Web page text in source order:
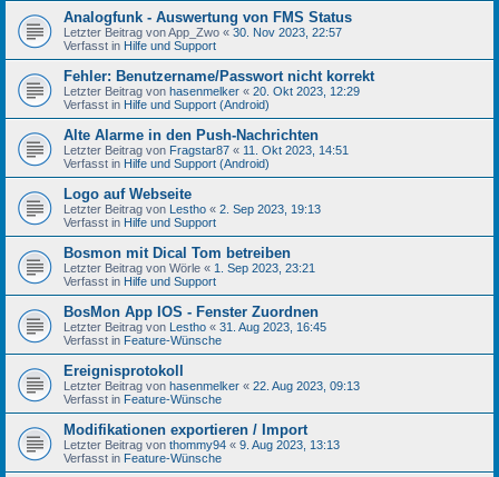
Analogfunk - Auswertung von FMS Status
Letzter Beitrag vonApp_Zwo « 30. Nov 2023, 22:57
Verfasst in Hilfe und Support
Fehler: Benutzername/Passwort nicht korrekt
Letzter Beitrag von hasenmelker « 20. Okt 2023, 12:29
Verfasst in Hilfe und Support (Android)
Alte Alarme in den Push-Nachrichten
Letzter Beitrag von Fragstar87 « 11. Okt 2023, 14:51
Verfasst in Hilfe und Support (Android)
Logo auf Webseite
Letzter Beitrag von Lestho « 2. Sep 2023, 19:13
Verfasst in Hilfe und Support
Bosmon mit Dical Tom betreiben
Letzter Beitrag von Wörle « 1. Sep 2023, 23:21
Verfasst in Hilfe und Support
BosMon App IOS - Fenster Zuordnen
Letzter Beitrag von Lestho « 31. Aug 2023, 16:45
Verfasst in Feature-Wünsche
Ereignisprotokoll
Letzter Beitrag von hasenmelker « 22. Aug 2023, 09:13
Verfasst in Feature-Wünsche
Modifikationen exportieren / Import
Letzter Beitrag von thommy94 « 9. Aug 2023, 13:13
Verfasst in Feature-Wünsche